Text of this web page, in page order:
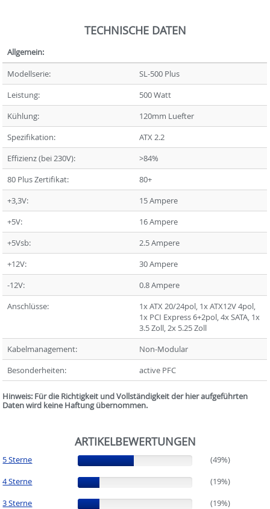
TECHNISCHE DATEN
Allgemein:
Modellserie:
SL-500 Plus
Leistung:
500 Watt
Kühlung:
120mm Luefter
Spezifikation:
ATX 2.2
Effizienz (bei 230V):
>84%
80 Plus Zertifikat:
80+
+3,3V:
15 Ampere
+5V:
16 Ampere
+5Vsb:
2.5 Ampere
+12V:
30 Ampere
-12V:
0.8 Ampere
Anschlüsse:
1x ATX 20/24pol, 1x ATX12V 4pol,
1x PCI Express 6+2pol, 4x SATA, 1x
3.5 Zoll, 2x 5.25 Zoll
Kabelmanagement:
Non-Modular
Besonderheiten:
active PFC
Hinweis: Für die Richtigkeit und Vollständigkeit der hier aufgeführten
Daten wird keine Haftung übernommen.
ARTIKELBEWERTUNGEN
5 Sterne (49%)
(49%)
4 Sterne
(19%)
(19%)
3 Sterne
(19%)
(19%)